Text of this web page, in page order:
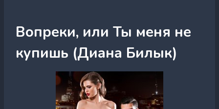
Вопреки, или Ты меня не
купишь (Диана Билык)